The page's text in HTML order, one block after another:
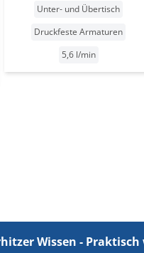
Unter- und Übertisch
Druckfeste Armaturen
5,6 l/min
Wissen - Praktisch